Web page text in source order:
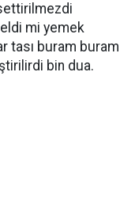
mi yemek
tası buram buram
bin dua.